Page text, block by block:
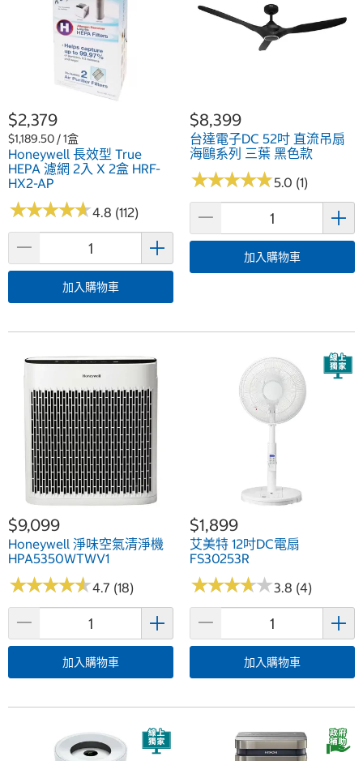
$2,379
$1,189.50 / 1盒
Honeywell 長效型 True
HEPA 濾網 2入 X 2盒 HRF-
HX2-AP
★★★★★
★★★★★4.8 (112)
加入購物車
$8,399
台達電子DC 52吋 直流吊扇
海鷗系列 三葉 黑色款
★★★★★
★★★★★5.0 (1)
加入購物車
$9,099
Honeywell 淨味空氣清淨機
HPA5350WTWV1
★★★★★
★★★★★4.7 (18)
加入購物車
$1,899
艾美特 12吋DC電扇
FS30253R
★★★★★
★★★★★3.8 (4)
加入購物車